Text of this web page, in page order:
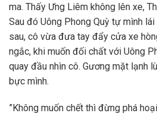
ma. Thấy Ưng Liêm không lên xe,
Sau đó Uông Phong Quỳ tự mình
sau, cô vừa đưa tay đẩy cửa xe
ngắc, khi muốn đối chất với Uông
quay đầu nhìn cô. Gương mặt lạnh
bực mình.
”Không muốn chết thì đừng phá